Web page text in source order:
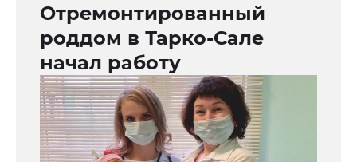
Отремонтированный
роддом в Тарко-Сале
начал работу